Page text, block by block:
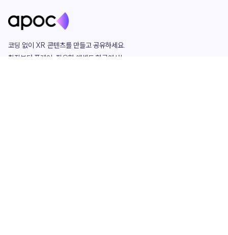
코딩 없이 XR 콘텐츠를 만들고 공유하세요.
창작부터 플레이, 필요한 애셋도 한곳에서!